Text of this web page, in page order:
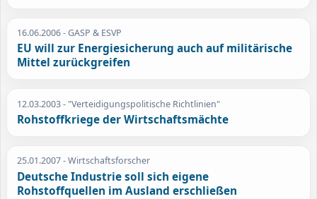
16.06.2006- GASP & ESVP
EU will zur Energiesicherung auch auf militärische
Mittel zurückgreifen
12.03.2003- "Verteidigungspolitische Richtlinien"
Rohstoffkriege der Wirtschaftsmächte
25.01.2007- Wirtschaftsforscher
Deutsche Industrie soll sich eigene
Rohstoffquellen im Ausland erschließen